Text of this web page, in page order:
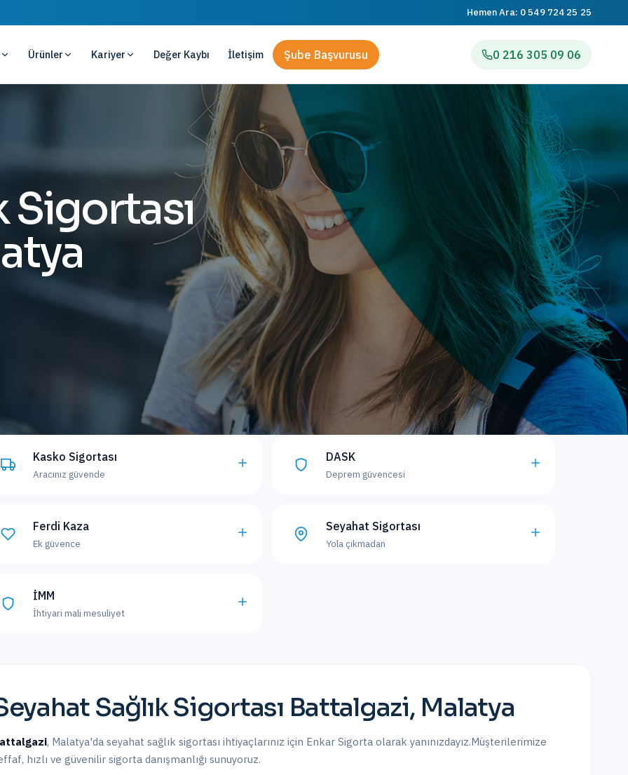
Hemen Ara: 0 549 724 25 25
Ürünler Kariyer Değer Kaybı İletişim Şube Başvurusu 0 216 305 09 06
Sigortası
Kasko Sigortası
Aracınız güvende
DASK
Deprem güvencesi
Ferdi Kaza
Ek güvence
Seyahat Sigortası
Yola çıkmadan
İMM
İhtiyari mali mesuliyet
Sağlık Sigortası Battalgazi, Malatya
, Malatya'da seyahat sağlık sigortası ihtiyaçlarınız için Enkar Sigorta olarak yanınızdayız.Müşterilerimize
hızlı ve güvenilir sigorta danışmanlığı sunuyoruz.